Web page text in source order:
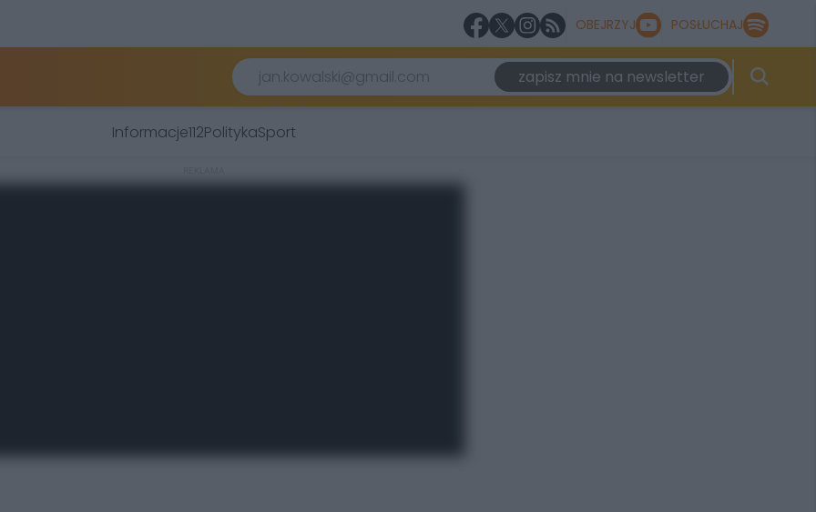
OBEJRZYJ POSŁUCHAJ
zapisz mnie na newsletter
Informacje112PolitykaSport